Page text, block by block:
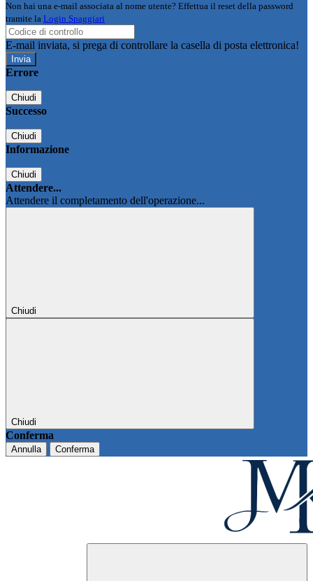
Non hai una e-mail associata al nome utente? Effettua il reset della password
tramite la Login Spaggiari
E-mail inviata, si prega di controllare la casella di posta elettronica!
Errore
Chiudi
Successo
Chiudi
Informazione
Chiudi
Attendere...
Attendere il completamento dell'operazione...
Chiudi
Chiudi
Conferma
Annulla Conferma